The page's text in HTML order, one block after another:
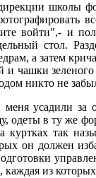
школы
войти",- и
стол.
а затем
и чашки
никто не
усадили за
одеты в ту же
куртках так
он должен
из